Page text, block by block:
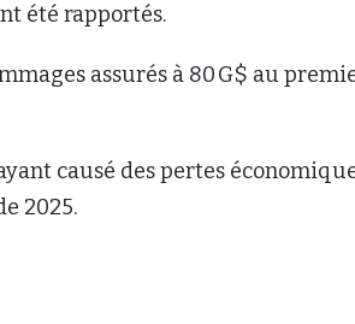
été rapportés.
assurés à 80 G$ au
causé des pertes
2025.